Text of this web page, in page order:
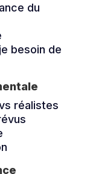
du
besoin de
réalistes